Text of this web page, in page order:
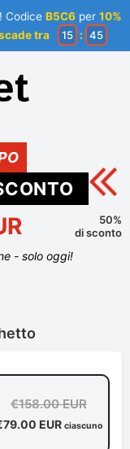
Codice B5C6per 10%
tra 15 : 45
50%
di sconto
- solo oggi!
€158.00 EUR
EUR ciascuno